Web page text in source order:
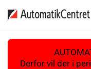
Derfor vil der i